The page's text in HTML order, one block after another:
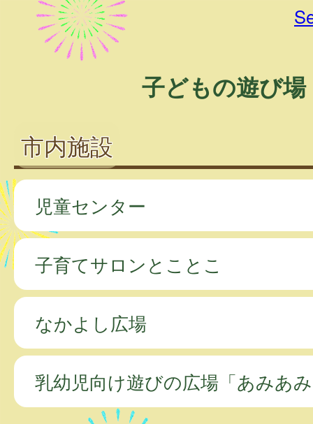
子どもの遊び場
市内施設
児童センター
子育てサロンとことこ
なかよし広場
乳幼児向け遊びの広場「あみあ